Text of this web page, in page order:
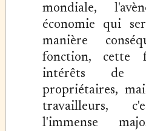
mondiale,
économie qui
manière
fonction, cette
intérêts de
propriétaires,
travailleurs,
l'immense